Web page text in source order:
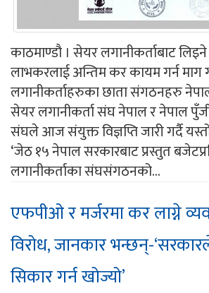
काठमाण्डौ । सेयर लगानीकर्ताबाट
लाभकरलाई अन्तिम कर कायम गर्न माग
लगानीकर्ताहरुका छाता संगठनहरु
सेयर लगानीकर्ता संघ नेपाल र नेपाल
संघले आज संयुक्त विज्ञप्ति जारी गर्दै
‘जेठ १५ नेपाल सरकारबाट प्रस्तुत
लगानीकर्ताका संघसंगठनको...
एफपीओ र मर्जरमा कर लाग्ने
विरोध, जानकार भन्छन्-
सिकार गर्न खोज्यो’